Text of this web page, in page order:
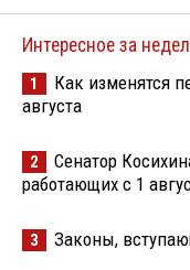
Интересное за
1
Как изменятся
августа
2
Сенатор
работающих с 1
3 Законы,